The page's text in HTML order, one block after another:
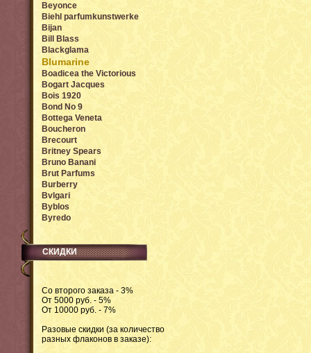
Beyonce
Biehl parfumkunstwerke
Bijan
Bill Blass
Blackglama
Blumarine
Boadicea the Victorious
Bogart Jacques
Bois 1920
Bond No 9
Bottega Veneta
Boucheron
Brecourt
Britney Spears
Bruno Banani
Brut Parfums
Burberry
Bvlgari
Byblos
Byredo
СКИДКИ
Со второго заказа - 3%
От 5000 руб. - 5%
От 10000 руб. - 7%
Разовые скидки (за количество
разных флаконов в заказе):